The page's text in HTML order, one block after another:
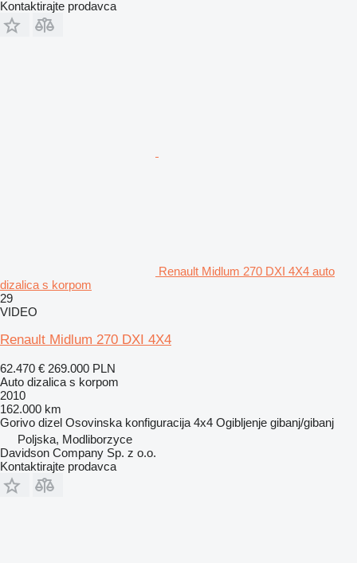
Kontaktirajte prodavca
Renault Midlum 270 DXI 4X4 auto
dizalica s korpom
29
VIDEO
Renault Midlum 270 DXI 4X4
62.470 € 269.000 PLN
Auto dizalica s korpom
2010
162.000 km
Gorivo dizel Osovinska konfiguracija 4x4 Ogibljenje gibanj/gibanj
Poljska, Modliborzyce
Davidson Company Sp. z o.o.
Kontaktirajte prodavca